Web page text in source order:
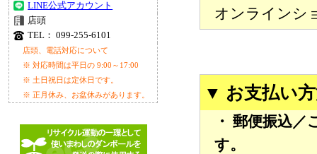
LINE公式アカウント
店頭
TEL： 099-255-6101
店頭、電話対応について
※ 対応時間は平日の 9:00～17:00
※ 土日祝日は定休日です。
※ 正月休み、お盆休みがあります。
オンラインシ
▼ お支払い
・ 郵便振込
す。